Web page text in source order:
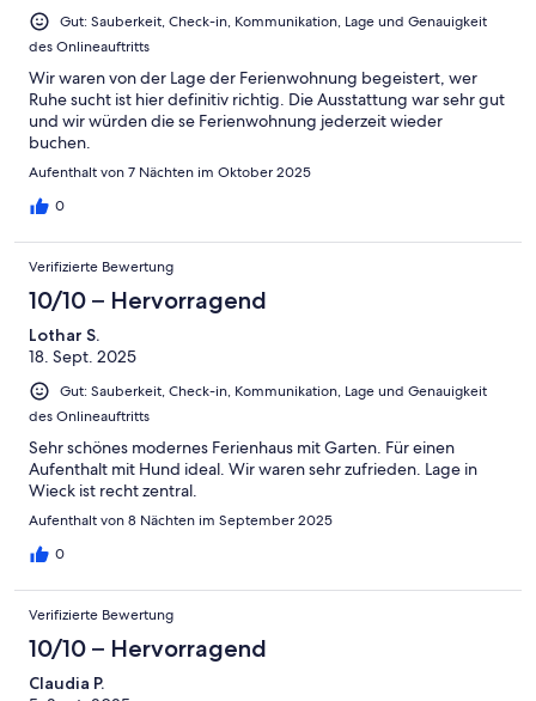
Gut: Sauberkeit, Check-in, Kommunikation, Lage und Genauigkeit
des Onlineauftritts
Wir waren von der Lage der Ferienwohnung begeistert, wer
Ruhe sucht ist hier definitiv richtig. Die Ausstattung war sehr gut
und wir würden die se Ferienwohnung jederzeit wieder
buchen.
Aufenthalt von 7 Nächten im Oktober 2025
0
Verifizierte Bewertung
10/10 – Hervorragend
Lothar S.
18. Sept. 2025
Gut: Sauberkeit, Check-in, Kommunikation, Lage und Genauigkeit
des Onlineauftritts
Sehr schönes modernes Ferienhaus mit Garten. Für einen
Aufenthalt mit Hund ideal. Wir waren sehr zufrieden. Lage in
Wieck ist recht zentral.
Aufenthalt von 8 Nächten im September 2025
0
Verifizierte Bewertung
10/10 – Hervorragend
Claudia P.